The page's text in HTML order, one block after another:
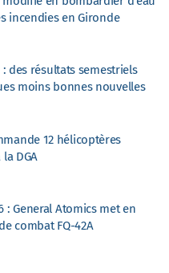
incendies en Gironde
des résultats semestriels
moins bonnes nouvelles
12 hélicoptères
DGA
: General Atomics met en
combat FQ-42A